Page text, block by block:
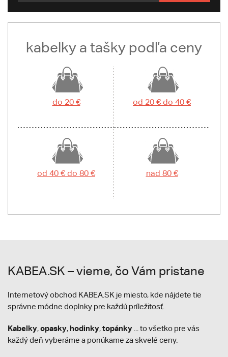
kabelky a tašky podľa ceny
do 20 € od 20 € do 40 €
od 40 € do 80 € nad 80 €
KABEA.SK – vieme, čo Vám pristane
Internetový obchod KABEA.SK je miesto, kde nájdete tie
správne módne doplnky pre každú príležitosť.
Kabelky,opasky, hodinky,topánky ... to všetko pre vás
každý deň vyberáme a ponúkame za skvelé ceny.